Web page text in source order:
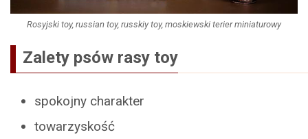
Rosyjski toy, russian toy, russkiy toy, moskiewski terier miniaturowy
Zalety psów rasy toy
spokojny charakter
towarzyskość